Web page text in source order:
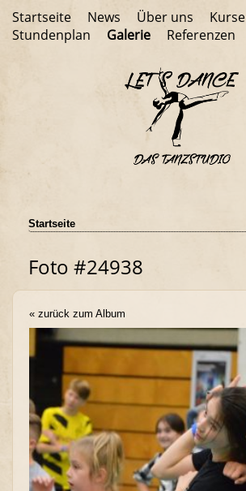
Startseite News Über uns
Kurse
Stundenplan
Galerie Referenzen
Startseite
Foto #24938
« zurück zum Album